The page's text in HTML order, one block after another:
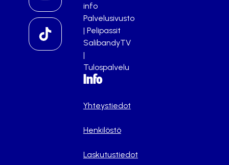
info
Palvelusivusto
| Pelipassit
SalibandyTV
|
Tulospalvelu
Info
Yhteystiedot
Henkilöstö
Laskutustiedot